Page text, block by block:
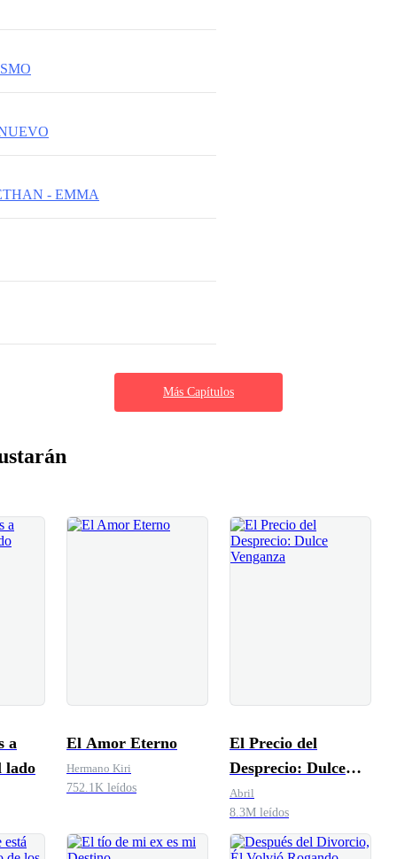
- EMMA
Más Capítulos
a
lado
El Amor Eterno
Hermano Kiri
752.1K leídos
El Precio del
Desprecio: Dulce
Venganza
Abril
8.3M leídos